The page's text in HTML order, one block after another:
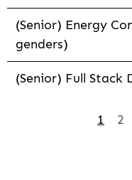
(Senior) Energy
genders)
(Senior) Full Stack
1 2